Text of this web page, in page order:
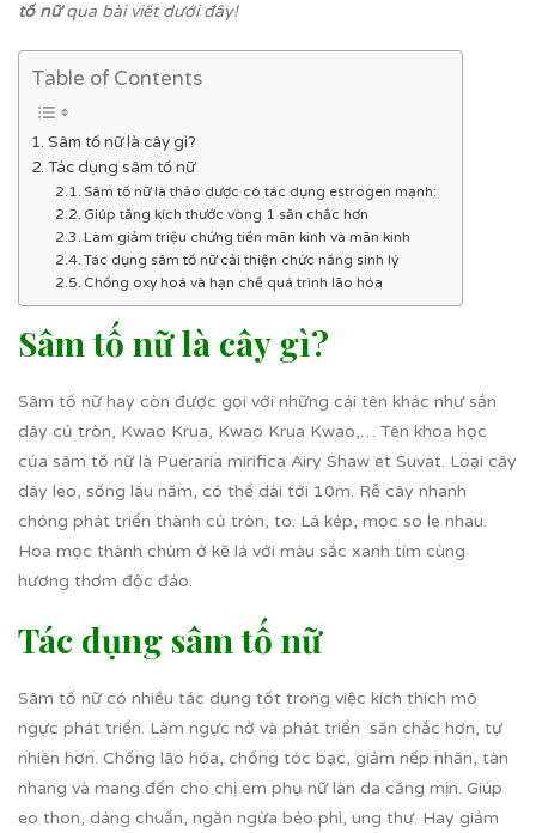
tố nữqua bài viết dưới đây!
Table of Contents
Sâm tố nữ là cây gì?
Tác dụng sâm tố nữ
Sâm tố nữ là thảo dược có tác dụng estrogen mạnh:
Giúp tăng kích thước vòng 1 săn chắc hơn
Làm giảm triệu chứng tiền mãn kinh và mãn kinh
Tác dụng sâm tố nữ cải thiện chức năng sinh lý
Chống oxy hoá và hạn chế quá trình lão hóa
Sâm tố nữ là cây gì?
Sâm tố nữ hay còn được gọi với những cái tên khác như sắn
dây củ tròn, Kwao Krua, Kwao Krua Kwao,… Tên khoa học
của sâm tố nữ là Pueraria mirifica Airy Shaw et Suvat. Loại cây
dây leo, sống lâu năm, có thể dài tới 10m. Rễ cây nhanh
chóng phát triển thành củ tròn, to. Lá kép, mọc so le nhau.
Hoa mọc thành chùm ở kẽ lá với màu sắc xanh tím cùng
hương thơm độc đáo.
Tác dụng sâm tố nữ
Sâm tố nữ có nhiều tác dụng tốt trong việc kích thích mô
ngực phát triển. Làm ngực nở và phát triển săn chắc hơn, tự
nhiên hơn. Chống lão hóa, chống tóc bạc, giảm nếp nhăn, tàn
nhang và mang đến cho chị em phụ nữ làn da căng mịn. Giúp
eo thon, dáng chuẩn, ngăn ngừa béo phì, ung thư. Hay giảm